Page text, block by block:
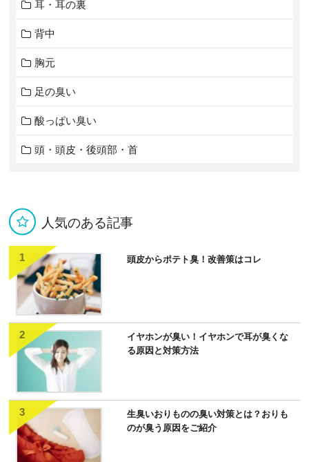
耳・耳の裏
背中
胸元
足の臭い
酸っぱい臭い
頭・頭皮・後頭部・首
人気のある記事
頭皮からポテト臭！改善策はコレ
イヤホンが臭い！イヤホンで耳が臭くな
る原因と対策方法
生臭いおりものの臭い対策とは？おりも
のが臭う原因をご紹介